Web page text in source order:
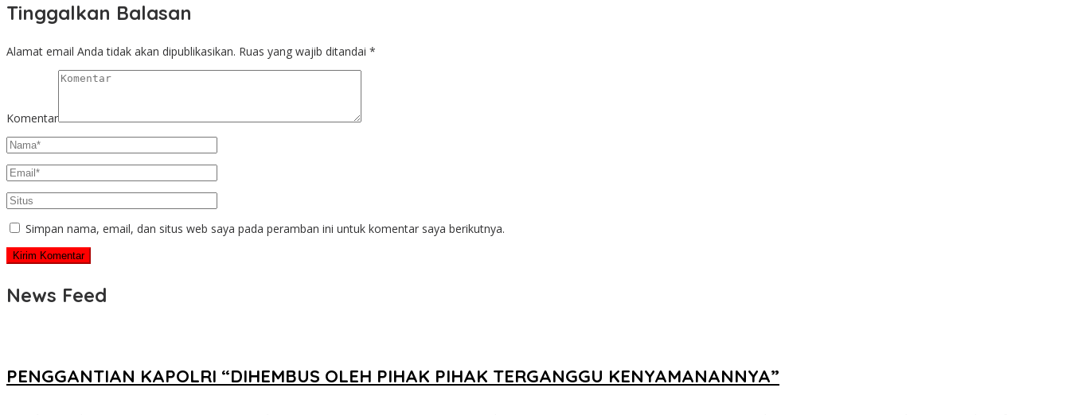
Tinggalkan Balasan
Alamat email Anda tidak akan dipublikasikan. Ruas yang wajib ditandai *
Komentar
Simpan nama, email, dan situs web saya pada peramban ini untuk komentar saya berikutnya.
News Feed
PENGGANTIAN KAPOLRI “DIHEMBUS OLEH PIHAK PIHAK TERGANGGU KENYAMANANNYA”